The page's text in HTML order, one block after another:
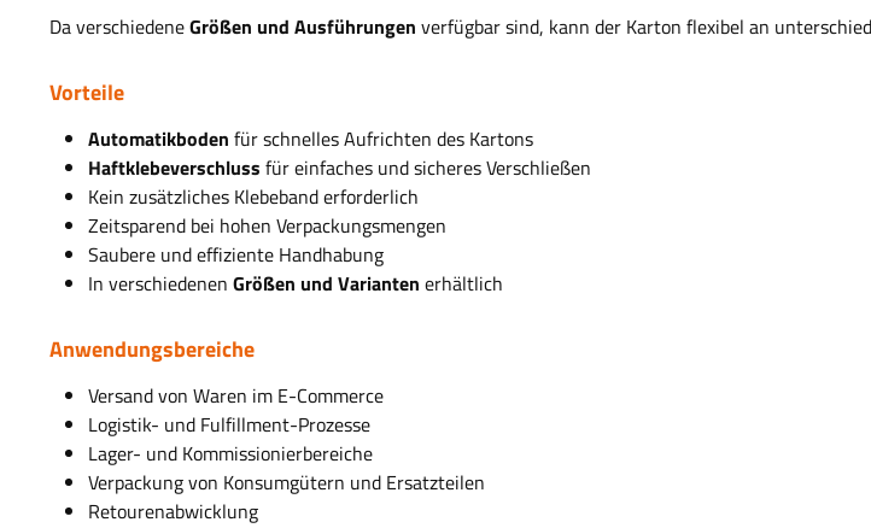
Da verschiedeneGrößen und Ausführungen verfügbar sind, kann der Karton flexibel an
Vorteile
Automatikboden für schnelles Aufrichten des Kartons
Haftklebeverschluss für einfaches und sicheres Verschließen
Kein zusätzliches Klebeband erforderlich
Zeitsparend bei hohen Verpackungsmengen
Saubere und effiziente Handhabung
In verschiedenen Größen und Varianten erhältlich
Anwendungsbereiche
Versand von Waren im E-Commerce
Logistik- und Fulfillment-Prozesse
Lager- und Kommissionierbereiche
Verpackung von Konsumgütern und Ersatzteilen
Retourenabwicklung